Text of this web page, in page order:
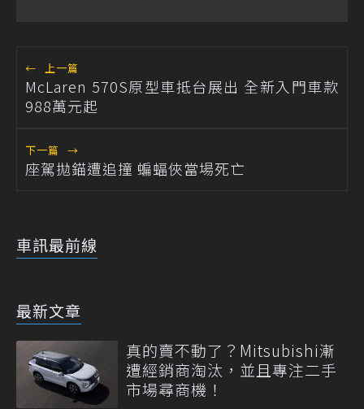
← 上一篇
McLaren 570S原型車抵台展出 全新入門車款
988萬元起
下一篇 →
座駕拋錨遭追撞 蝙蝠俠當場死亡
車訊最前線
最新文章
真的賣不動了？Mitsubishi漸
遭經銷商淘汰，並且專注二手
市場尋商機！